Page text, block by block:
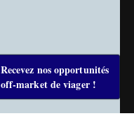
Recevez nos opportunités
off-market de viager !